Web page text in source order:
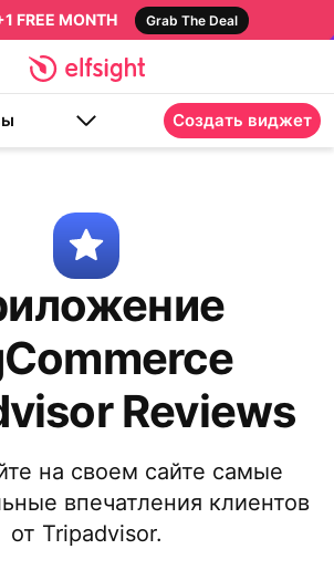
FREE MONTH Grab The Deal
Создать виджет
Reviews
на своем сайте самые
впечатления клиентов
от Tripadvisor.